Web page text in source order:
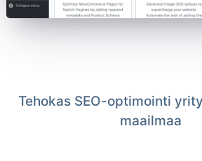
Tehokas SEO-optimointi
maailmaa